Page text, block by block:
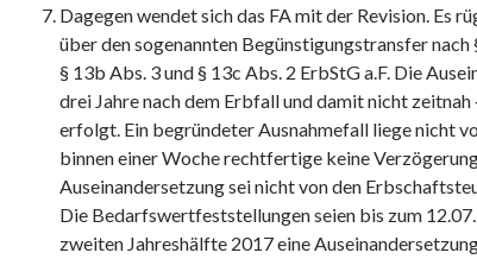
Dagegen wendet sich das FA mit der Revision. Es
über den sogenannten Begünstigungstransfer nach
§ 13b Abs. 3 und § 13c Abs. 2 ErbStG a.F. Die
drei Jahre nach dem Erbfall und damit nicht zeitnah
erfolgt. Ein begründeter Ausnahmefall liege nicht
binnen einer Woche rechtfertige keine
Auseinandersetzung sei nicht von den
Die Bedarfswertfeststellungen seien bis zum
zweiten Jahreshälfte 2017 eine